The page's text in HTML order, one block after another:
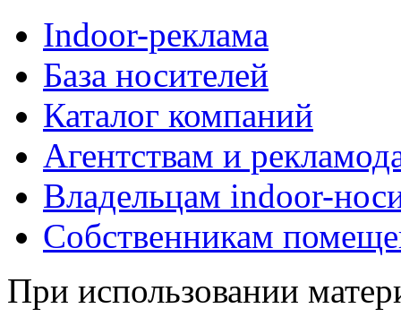
Indoor-реклама
База носителей
Каталог компаний
Агентствам и
Владельцам indoor-
Собственникам
При использовании